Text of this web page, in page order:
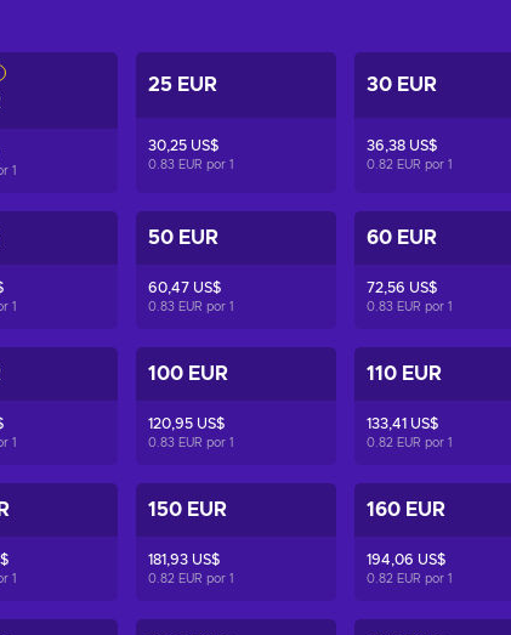
1
25 EUR
30,25 US$
0.83 EUR por1
30 EUR
36,38 US$
0.82 EUR por1
1
50 EUR
60,47 US$
0.83 EUR por1
60 EUR
72,56 US$
0.83 EUR por1
1
100 EUR
120,95 US$
0.83 EUR por1
110 EUR
133,41 US$
0.82 EUR por1
1
150 EUR
181,93 US$
0.82 EUR por1
160 EUR
194,06 US$
0.82 EUR por1